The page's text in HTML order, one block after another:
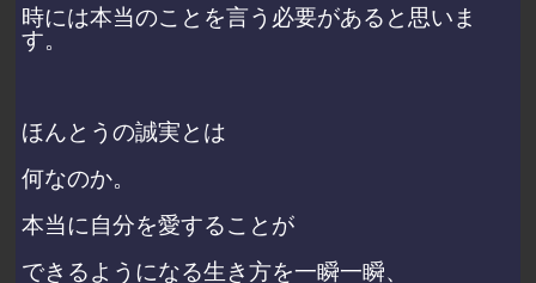
時には本当のことを言う必要があると思いま
す。
ほんとうの誠実とは
何なのか。
本当に自分を愛することが
できるようになる生き方を一瞬一瞬、